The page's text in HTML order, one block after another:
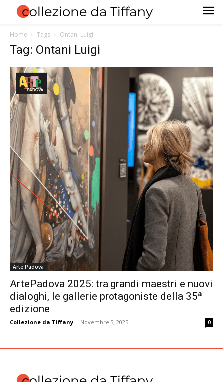
Home Tags Ontani Luigi
Tag: Ontani Luigi
Arte Padova
ArtePadova 2025: tra grandi maestri e nuovi
dialoghi, le gallerie protagoniste della 35ª
edizione
Collezione da Tiffany - Novembre 5, 2025 0